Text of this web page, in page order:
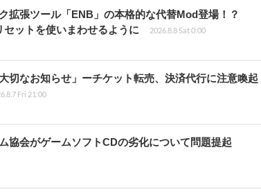
拡張ツール「ENB」の本格的な代替Mod登場！？
ットを使いまわせるように
2026.8.8 Sat 0:00
切なお知らせ」ーチケット転売、決済代行に注意喚起
Fri 21:00
協会がゲームソフトCDの劣化について問題提起